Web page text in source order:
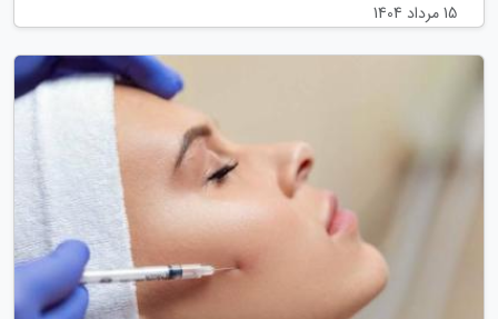
15 مرداد 1404